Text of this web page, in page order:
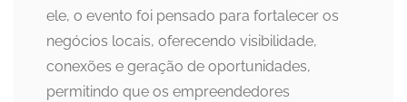
ele, o evento foi pensado para fortalecer os
negócios locais, oferecendo visibilidade,
conexões e geração de oportunidades,
permitindo que os empreendedores